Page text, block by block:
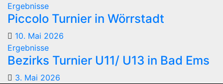
Ergebnisse
Piccolo Turnier in Wörrstadt
10. Mai 2026
Ergebnisse
Bezirks Turnier U11/ U13 in Bad Ems
3. Mai 2026